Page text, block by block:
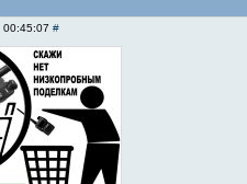
00:45:07 #